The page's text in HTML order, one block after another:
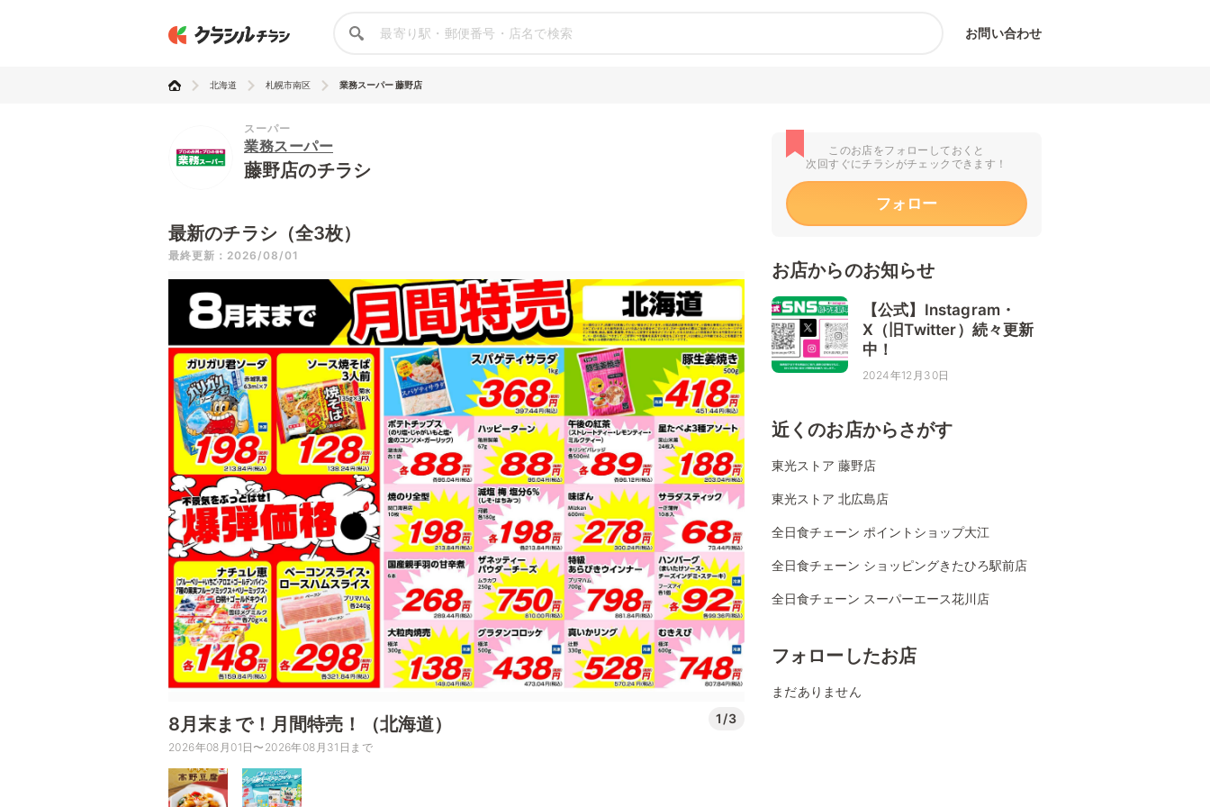
お問い合わせ
北海道 札幌市南区 業務スーパー 藤野店
スーパー
業務スーパー
藤野店のチラシ
最新のチラシ（全3枚）
最終更新：2026/08/01
8月末まで！月間特売！（北海道） 1/3
2026年08月01日〜2026年08月31日まで
このお店をフォローしておくと
次回すぐにチラシがチェックできます！
フォロー
お店からのお知らせ
【公式】Instagram・
X（旧Twitter）続々更新
中！
2024年12月30日
近くのお店からさがす
東光ストア 藤野店
東光ストア 北広島店
全日食チェーン ポイントショップ大江
全日食チェーン ショッピングきたひろ駅前店
全日食チェーン スーパーエース花川店
フォローしたお店
まだありません